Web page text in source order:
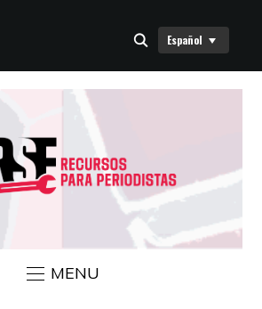
Español
MENU